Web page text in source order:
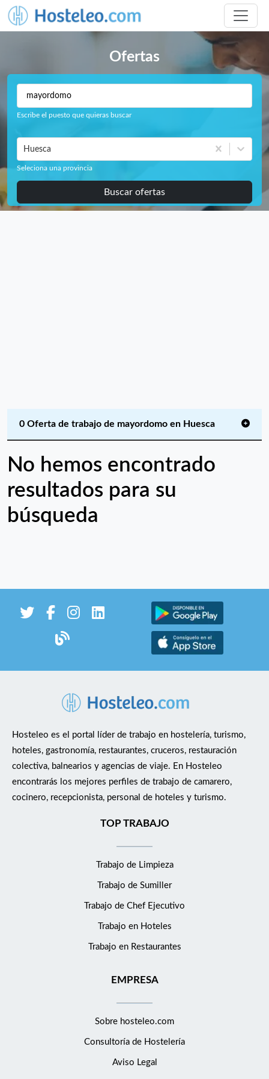
Ofertas
Escribe el puesto que quieras buscar
Huesca
Seleciona una provincia
Buscar ofertas
0 Oferta de trabajo de mayordomo en Huesca
No hemos encontrado
resultados para su
búsqueda
Hosteleo es el portal líder de trabajo en hostelería, turismo,
hoteles, gastronomía, restaurantes, cruceros, restauración
colectiva, balnearios y agencias de viaje. En Hosteleo
encontrarás los mejores perfiles de trabajo de camarero,
cocinero, recepcionista, personal de hoteles y turismo.
TOP TRABAJO
Trabajo de Limpieza
Trabajo de Sumiller
Trabajo de Chef Ejecutivo
Trabajo en Hoteles
Trabajo en Restaurantes
EMPRESA
Sobre hosteleo.com
Consultoría de Hostelería
Aviso Legal